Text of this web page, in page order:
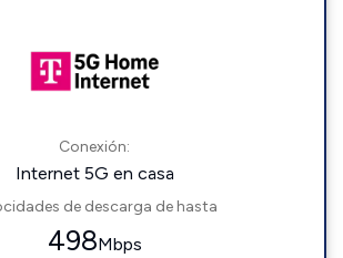
Conexión:
Internet 5G en casa
de descarga de hasta
498Mbps